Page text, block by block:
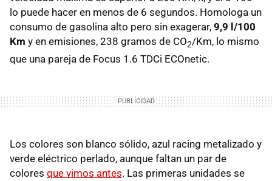
lo puede hacer en menos de 6 segundos. Homologa un
consumo de gasolina alto pero sin exagerar, 9,9 l/100
Km y en emisiones, 238 gramos de CO2/Km, lo mismo
que una pareja de Focus 1.6 TDCi ECOnetic.
Los colores son blanco sólido, azul racing metalizado y
verde eléctrico perlado, aunque faltan un par de
colores que vimos antes. Las primeras unidades se